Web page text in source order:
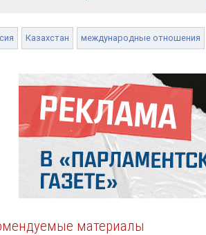
Казахстан международные отношения
материалы